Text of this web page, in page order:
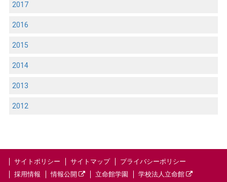
2017
2016
2015
2014
2013
2012
サイトポリシー サイトマップ
プライバシーポリシー
採用情報
情報公開 立命館学園 学校法人立命館